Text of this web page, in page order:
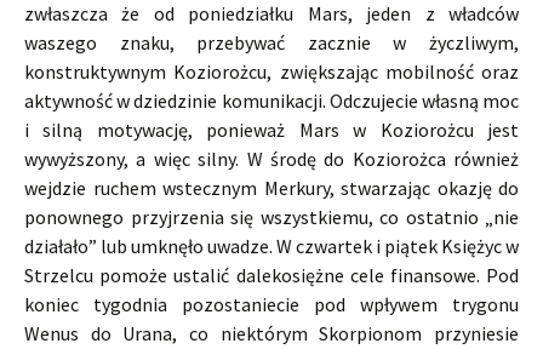
zwłaszcza że od poniedziałku Mars, jeden z władców
waszego znaku, przebywać zacznie w życzliwym,
konstruktywnym Koziorożcu, zwiększając mobilność oraz
aktywność w dziedzinie komunikacji. Odczujecie własną moc
i silną motywację, ponieważ Mars w Koziorożcu jest
wywyższony, a więc silny. W środę do Koziorożca również
wejdzie ruchem wstecznym Merkury, stwarzając okazję do
ponownego przyjrzenia się wszystkiemu, co ostatnio „nie
działało” lub umknęło uwadze. W czwartek i piątek Księżyc w
Strzelcu pomoże ustalić dalekosiężne cele finansowe. Pod
koniec tygodnia pozostaniecie pod wpływem trygonu
Wenus do Urana, co niektórym Skorpionom przyniesie